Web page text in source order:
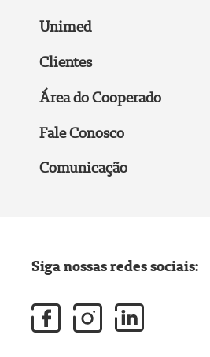
Unimed
Clientes
Área do Cooperado
Fale Conosco
Comunicação
Siga nossas redes sociais: